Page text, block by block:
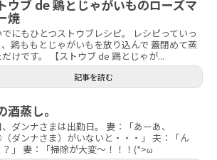
ウブ de 鶏とじゃがいものローズマ
焼
でにもひとつストウブレシピ。 レシピっていっ
、鶏ももとじゃがいもを放り込んで 蓋閉めて蒸
だけです。 【ストウブ de 鶏とじゃが...
記事を読む
酒蒸し。
ダンナさまは出勤日。 妻：「あーあ、
ダンナさま）がいないと・・・」 夫：「ん
？」 妻：「掃除が大変～！！！(*>ω